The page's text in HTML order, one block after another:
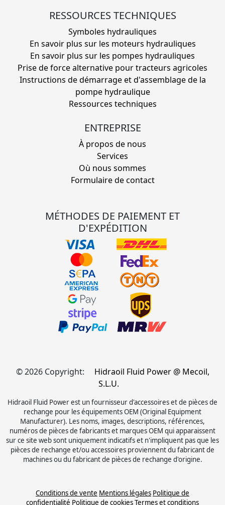
RESSOURCES TECHNIQUES
Symboles hydrauliques
En savoir plus sur les moteurs hydrauliques
En savoir plus sur les pompes hydrauliques
Prise de force alternative pour tracteurs agricoles
Instructions de démarrage et d'assemblage de la
pompe hydraulique
Ressources techniques
ENTREPRISE
À propos de nous
Services
Où nous sommes
Formulaire de contact
MÉTHODES DE PAIEMENT ET
D'EXPÉDITION
© 2026 Copyright:
Hidraoil Fluid Power @ Mecoil,
S.L.U.
Hidraoil Fluid Power est un fournisseur d'accessoires et de pièces de
rechange pour les équipements OEM (Original Equipment
Manufacturer). Les noms, images, descriptions, références,
numéros de pièces de fabricants et marques OEM qui apparaissent
sur ce site web sont uniquement indicatifs et n'impliquent pas que les
pièces de rechange et/ou accessoires proviennent du fabricant de
machines ou du fabricant de pièces de rechange d'origine.
Conditions de vente Mentions légales Politique de
confidentialité Politique de cookiesTermes et conditions